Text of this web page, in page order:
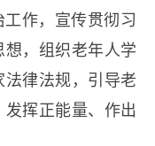
工作，宣传贯彻习
，组织老年人学
律法规，引导老
挥正能量、作出